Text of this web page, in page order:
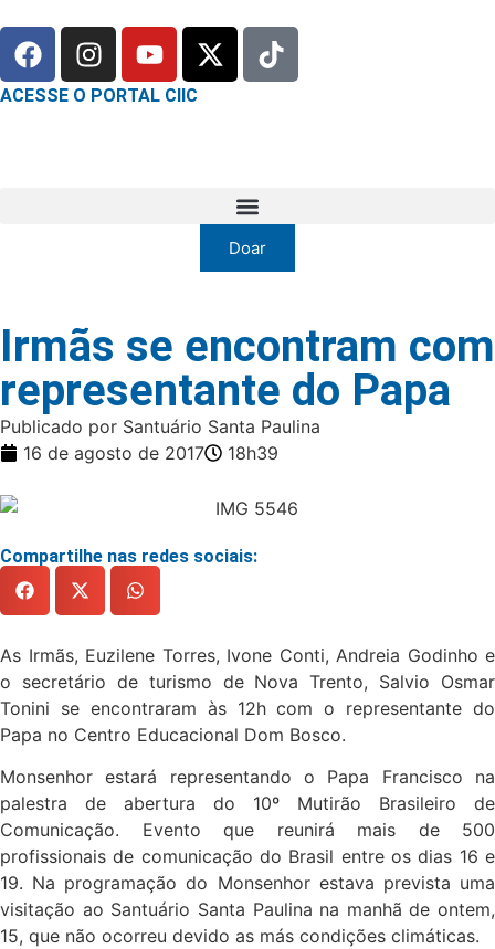
ACESSE O PORTAL CIIC
Doar
Irmãs se encontram com
representante do Papa
Publicado por Santuário Santa Paulina
16 de agosto de 2017
18h39
Compartilhe nas redes sociais:
As Irmãs, Euzilene Torres, Ivone Conti, Andreia Godinho e
o secretário de turismo de Nova Trento, Salvio Osmar
Tonini se encontraram às 12h com o representante do
Papa no Centro Educacional Dom Bosco.
Monsenhor estará representando o Papa Francisco na
palestra de abertura do 10º Mutirão Brasileiro de
Comunicação. Evento que reunirá mais de 500
profissionais de comunicação do Brasil entre os dias 16 e
19. Na programação do Monsenhor estava prevista uma
visitação ao Santuário Santa Paulina na manhã de ontem,
15, que não ocorreu devido as más condições climáticas.